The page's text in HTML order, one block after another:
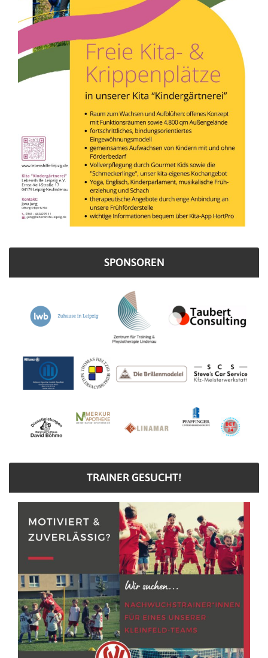
SPONSOREN
TRAINER GESUCHT!